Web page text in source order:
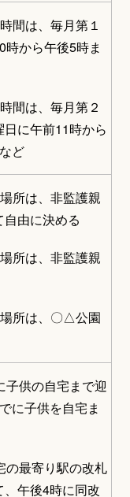
間は、毎月第１
から午後5時ま
間は、毎月第２
に午前11時から
ど
所は、非監護親
由に決める
所は、非監護親
所は、〇△公園
子供の自宅まで迎
に子供を自宅ま
の最寄り駅の改札
午後4時に同改